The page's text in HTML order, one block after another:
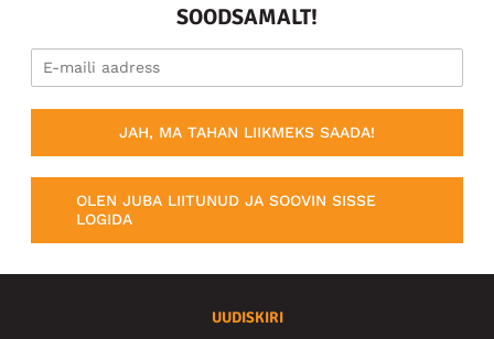
SOODSAMALT!
JAH, MA TAHAN LIIKMEKS SAADA!
OLEN JUBA LIITUNUD JA SOOVIN SISSE
LOGIDA
UUDISKIRI